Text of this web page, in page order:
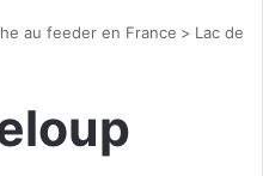
au feeder en France > Lac de